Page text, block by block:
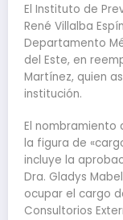
El Instituto de
René Villalba
Departamento
del Este, en
Martínez, quien
institución.
El nombramiento
la figura de
incluye la
Dra. Gladys
ocupar el cargo
Consultorios